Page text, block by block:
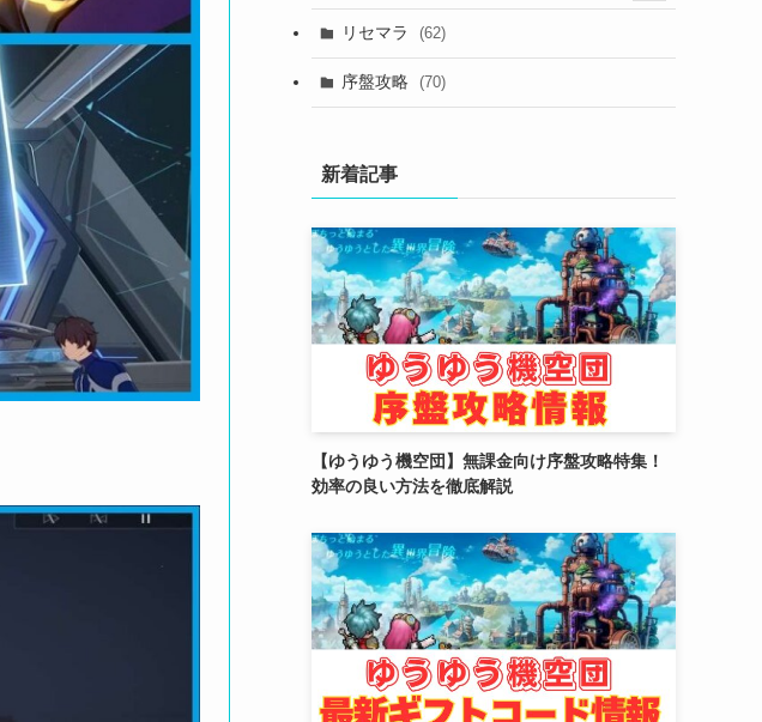
(2)
(2)
(3)
(4)
(4)
(2)
(1)
(4)
(6)
(3)
(2)
(4)
リセマラ (62)
序盤攻略 (70)
新着記事
【ゆうゆう機空団】無課金向け序盤攻略特集！
効率の良い方法を徹底解説